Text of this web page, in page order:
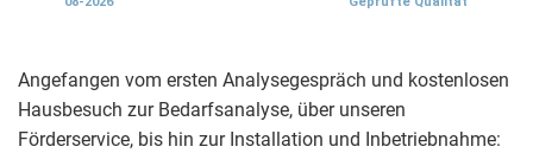
Angefangen vom ersten Analysegespräch und kostenlosen
Hausbesuch zur Bedarfsanalyse, über unseren
Förderservice, bis hin zur Installation und Inbetriebnahme: